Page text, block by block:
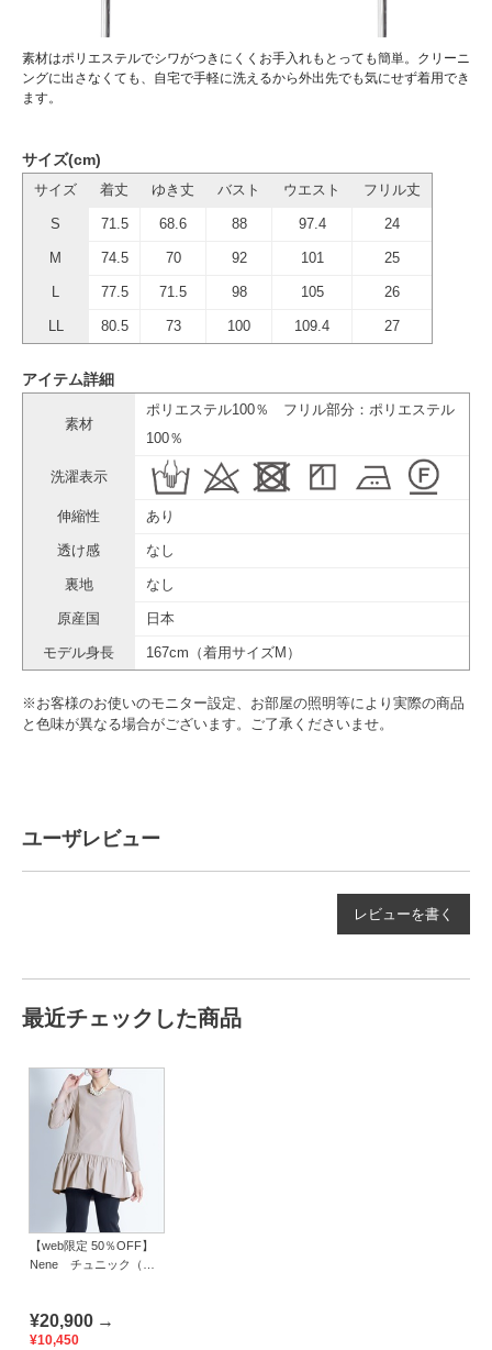
素材はポリエステルでシワがつきにくくお手入れもとっても簡単。クリーニ
ングに出さなくても、自宅で手軽に洗えるから外出先でも気にせず着用でき
ます。
サイズ(cm)
サイズ 着丈 ゆき丈 バスト ウエスト フリル丈
S 71.5 68.6 88 97.4 24
M 74.5 70 92 101 25
L 77.5 71.5 98 105 26
LL 80.5 73 100 109.4 27
アイテム詳細
素材
ポリエステル100％ フリル部分：ポリエステル
100％
洗濯表示
伸縮性 あり
透け感 なし
裏地 なし
原産国 日本
モデル身長 167cm（着用サイズM）
※お客様のお使いのモニター設定、お部屋の照明等により実際の商品
と色味が異なる場合がございます。ご了承くださいませ。
ユーザレビュー
レビューを書く
最近チェックした商品
【web限定 50％OFF】
Nene チュニック（タ
¥20,900 →
¥10,450